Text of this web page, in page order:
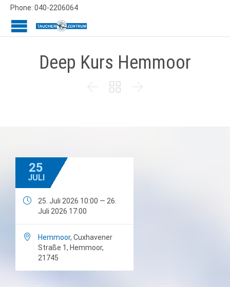
Phone: 040-2206064
Deep Kurs Hemmoor
  
25
JULI

25. Juli 2026 10:00 — 26.
Juli 2026 17:00
 Hemmoor, Cuxhavener
Straße 1, Hemmoor,
21745